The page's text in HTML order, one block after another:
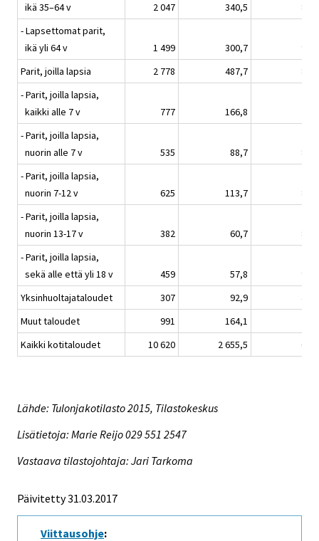
ikä 35–64 v
2 047 340,5
84,5
- Lapsettomat parit,
ikä yli 64 v
1 499 300,7
90,1
Parit, joilla lapsia
2 778 487,7
81,0
- Parit, joilla lapsia,
kaikki alle 7 v
777 166,8
- Parit, joilla lapsia,
nuorin alle 7 v
535 88,7
87,6
- Parit, joilla lapsia,
nuorin 7-12 v
625 113,7
83,2
- Parit, joilla lapsia,
nuorin 13-17 v
382 60,7
82,7
- Parit, joilla lapsia,
sekä alle että yli 18 v
459 57,8
92,2
Yksinhuoltajataloudet
307 92,9
42,2
Muut taloudet
991 164,1
Kaikki kotitaloudet
10 620 2 655,5 64,6
Lähde: Tulonjakotilasto 2015, Tilastokeskus
Lisätietoja: Marie Reijo 029 551 2547
Vastaava tilastojohtaja: Jari Tarkoma
Päivitetty 31.03.2017
Viittausohje: